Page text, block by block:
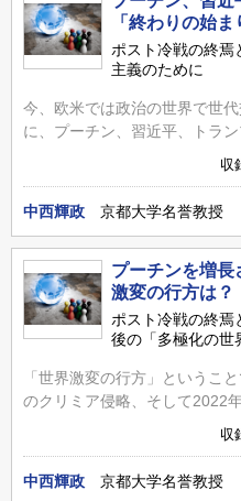
「終わりの始ま
ポスト冷戦の終焉
主義のために
今、欧米では政治の世界で世
に、プーチン、習近平、トラ
収
中西輝政 京都大学名誉教授
プーチンを増
激変の行方は？
ポスト冷戦の終焉
後の「多極化の世
「世界激変の行方」というこ
のクリミア侵略、そして2022
収
中西輝政 京都大学名誉教授